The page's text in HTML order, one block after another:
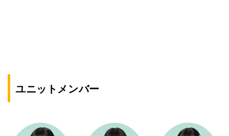
ユニットメンバー